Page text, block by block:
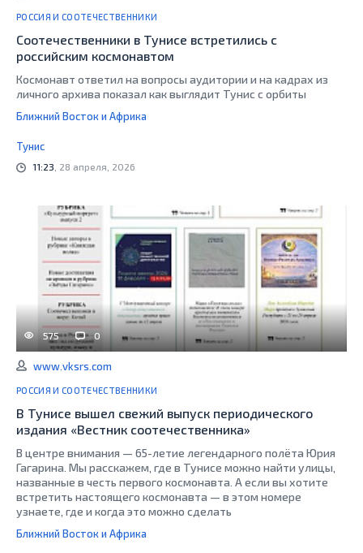
РОССИЯ И СООТЕЧЕСТВЕННИКИ
Соотечественники в Тунисе встретились с
российским космонавтом
Космонавт ответил на вопросы аудитории и на кадрах из
личного архива показал как выглядит Тунис с орбиты
Ближний Восток и Африка
Тунис
11:23 , 28 апреля, 2026
575 0
www.vksrs.com
РОССИЯ И СООТЕЧЕСТВЕННИКИ
В Тунисе вышел свежий выпуск периодического
издания «Вестник соотечественника»
В центре внимания — 65-летие легендарного полёта Юрия
Гагарина. Мы расскажем, где в Тунисе можно найти улицы,
названные в честь первого космонавта. А если вы хотите
встретить настоящего космонавта — в этом номере
узнаете, где и когда это можно сделать
Ближний Восток и Африка